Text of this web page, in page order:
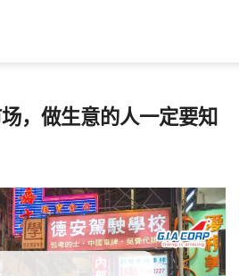
，做生意的人一定要知